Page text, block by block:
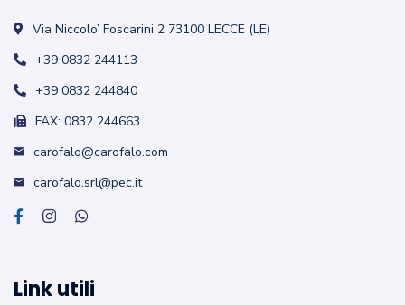
Via Niccolo’ Foscarini 2 73100 LECCE (LE)
+39 0832 244113
+39 0832 244840
FAX: 0832 244663
carofalo@carofalo.com
carofalo.srl@pec.it
Link utili